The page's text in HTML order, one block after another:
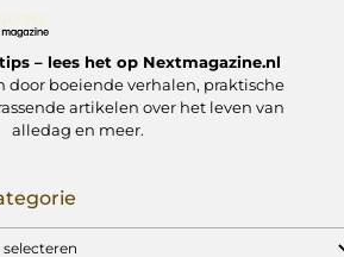
– lees het op Nextmagazine.nl
door boeiende verhalen, praktische
artikelen over het leven van
alledag en meer.